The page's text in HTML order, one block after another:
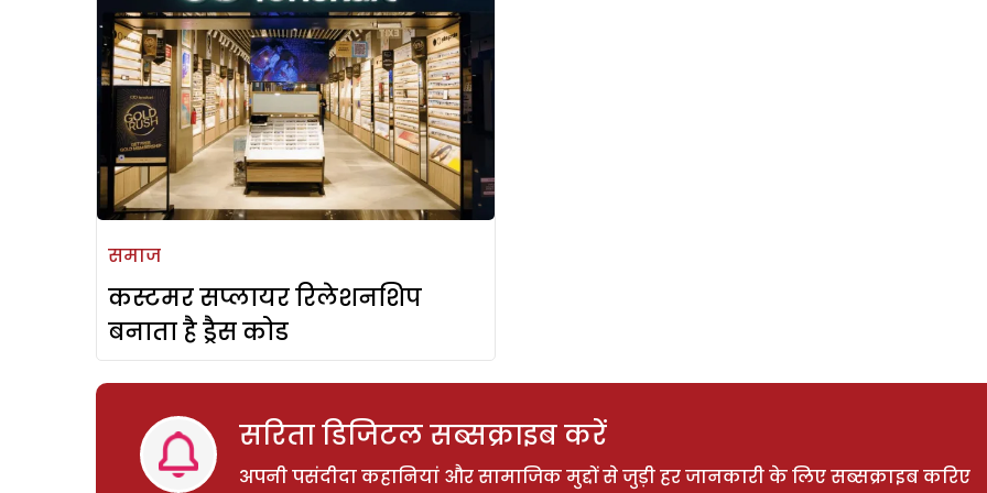
समाज
कस्टमर सप्लायर रिलेशनशिप
बनाता है ड्रैस कोड
सरिता डिजिटल सब्सक्राइब करें
अपनी पसंदीदा कहानियां और सामाजिक मुद्दों से जुड़ी हर जानकारी के लिए सब्सक्राइब करिए